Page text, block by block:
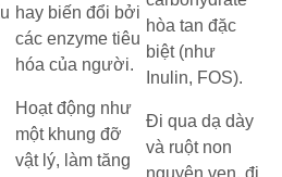
hay biến đổi bởi
các enzyme tiêu
hóa của người.
hòa tan đặc
biệt (như
Inulin, FOS).
Hoạt động như
một khung đỡ
vật lý, làm tăng
Đi qua dạ dày
và ruột non
nguyên vẹn, đi